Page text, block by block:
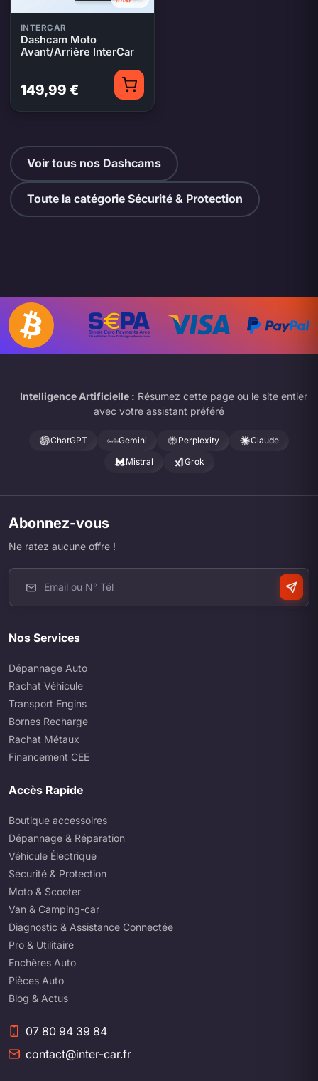
INTERCAR
Dashcam Moto
Avant/Arrière InterCar
149,99 €
Voir tous nos Dashcams
Toute la catégorie Sécurité & Protection
Intelligence Artificielle : Résumez cette page ou le site entier
avec votre assistant préféré
ChatGPT Gemini Perplexity
Claude
Mistral
Grok
Abonnez-vous
Ne ratez aucune offre !
Nos Services
Dépannage Auto
Rachat Véhicule
Transport Engins
Bornes Recharge
Rachat Métaux
Financement CEE
Accès Rapide
Boutique accessoires
Dépannage & Réparation
Véhicule Électrique
Sécurité & Protection
Moto & Scooter
Van & Camping-car
Diagnostic & Assistance Connectée
Pro & Utilitaire
Enchères Auto
Pièces Auto
Blog & Actus
07 80 94 39 84
contact@inter-car.fr